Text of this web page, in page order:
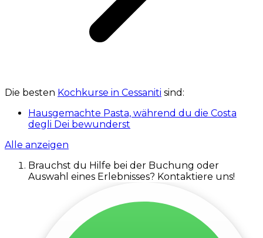
Die besten Kochkurse in Cessaniti sind:
Hausgemachte Pasta, während du die Costa
degli Dei bewunderst
Alle anzeigen
Brauchst du Hilfe bei der Buchung oder
Auswahl eines Erlebnisses? Kontaktiere uns!